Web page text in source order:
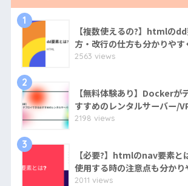
1
【複数使えるの?】htmlの
方・改行の仕方も分かりやす
2563 views
2
【無料体験あり】Dockerが
すすめのレンタルサーバー/
2198 views
3
【必要?】htmlのnav要素と
使用する時の注意点も分かり
2011 views